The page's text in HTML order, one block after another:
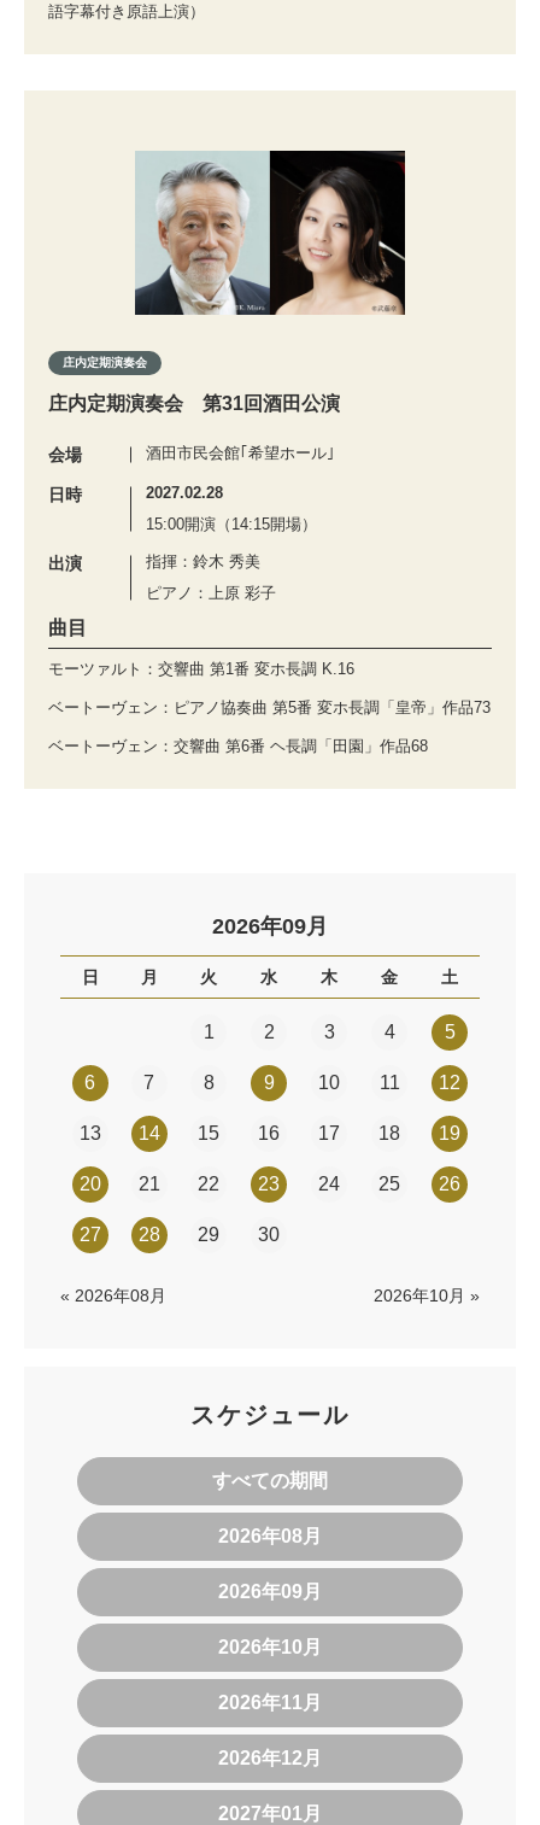
語字幕付き原語上演）
庄内定期演奏会
庄内定期演奏会 第31回酒田公演
会場 酒田市民会館｢希望ホール｣
日時
2027.02.28
15:00開演（14:15開場）
出演
指揮：鈴木 秀美
ピアノ：上原 彩子
曲目
モーツァルト：交響曲 第1番 変ホ長調 K.16
ベートーヴェン：ピアノ協奏曲 第5番 変ホ長調「皇帝」作品73
ベートーヴェン：交響曲 第6番 ヘ長調「田園」作品68
2026年09月
日 月 火 水 木 金 土
1 2 3 4 5
6 7 8 9 10 11 12
13 14 15 16 17 18 19
20 21 22 23 24 25 26
27 28 29 30
« 2026年08月 2026年10月 »
スケジュール
すべての期間
2026年08月
2026年09月
2026年10月
2026年11月
2026年12月
2027年01月